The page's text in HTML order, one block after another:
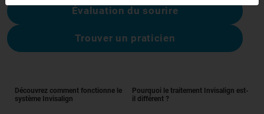
Évaluation du sourire
Trouver un praticien
Découvrez comment fonctionne le
système Invisalign
Pourquoi le traitement Invisalign est-
il différent ?